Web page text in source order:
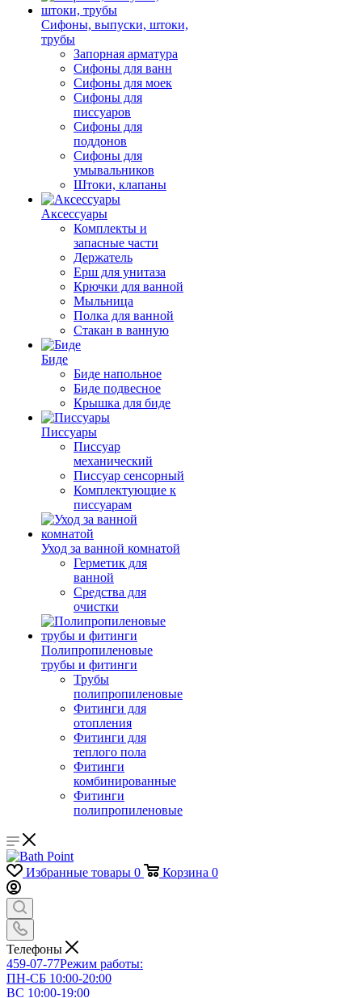
Сифоны, выпуски, штоки,
трубы
Запорная арматура
Сифоны для ванн
Сифоны для моек
Сифоны для
писсуаров
Сифоны для
поддонов
Сифоны для
умывальников
Штоки, клапаны
Аксессуары
Комплекты и
запасные части
Держатель
Ерш для унитаза
Крючки для ванной
Мыльница
Полка для ванной
Стакан в ванную
Биде
Биде напольное
Биде подвесное
Крышка для биде
Писсуары
Писсуар
механический
Писсуар сенсорный
Комплектующие к
писсуарам
Уход за ванной комнатой
Герметик для
ванной
Средства для
очистки
Полипропиленовые
трубы и фитинги
Трубы
полипропиленовые
Фитинги для
отопления
Фитинги для
теплого пола
Фитинги
комбинированные
Фитинги
полипропиленовые
Избранные товары 0 Корзина 0
Телефоны
459-07-77Режим работы:
ПН-СБ 10:00-20:00
ВС 10:00-19:00